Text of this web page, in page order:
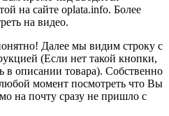
на сайте oplata.info. Более
на видео.
Далее мы видим строку с
(Если нет такой кнопки,
в описании товара). Собственно
момент посмотреть что Вы
на почту сразу не пришло с